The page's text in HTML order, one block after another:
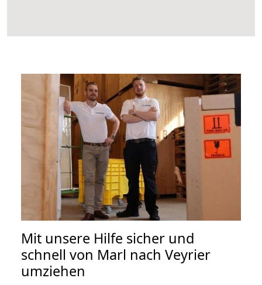
Mit unsere Hilfe sicher und
schnell von Marl nach Veyrier
umziehen